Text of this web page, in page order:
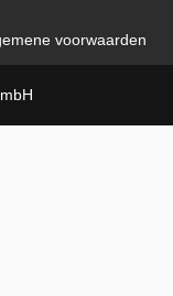
voorwaarden